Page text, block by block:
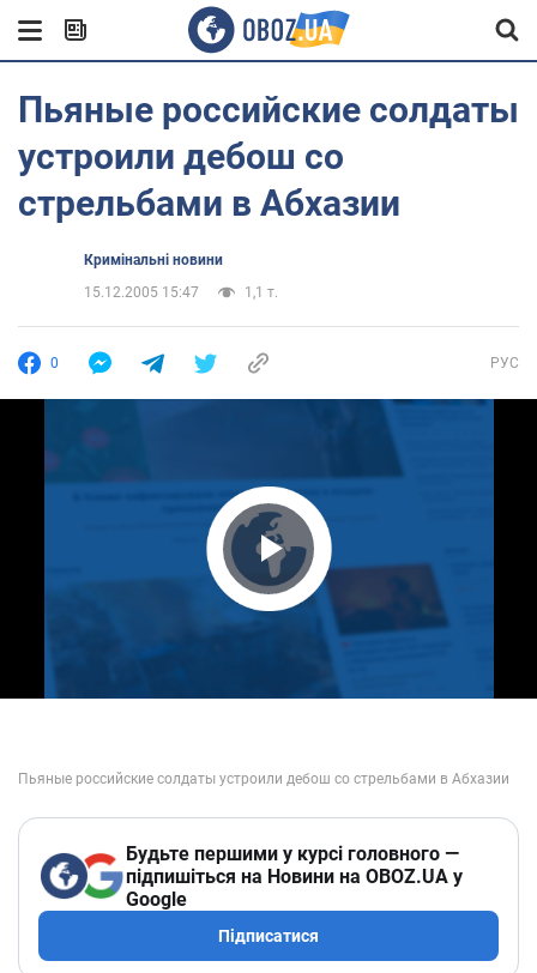
Пьяные российские солдаты
устроили дебош со
стрельбами в Абхазии
Кримінальні новини
15.12.2005 15:47
1,1 т.
0 РУС
Play Video
Будьте першими у курсі головного —
підпишіться на Новини на OBOZ.UA у
Google
Підписатися